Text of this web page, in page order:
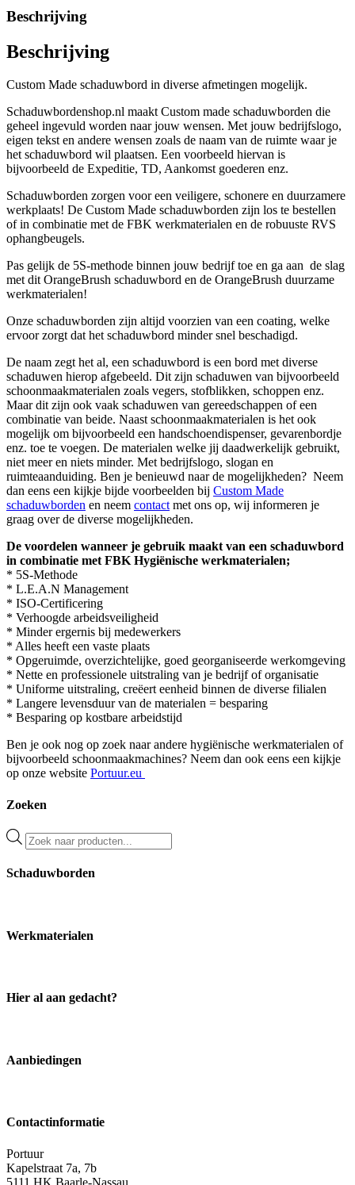
Beschrijving
Beschrijving
Custom Made schaduwbord in diverse afmetingen mogelijk.
Schaduwbordenshop.nl maakt Custom made schaduwborden die
geheel ingevuld worden naar jouw wensen. Met jouw bedrijfslogo,
eigen tekst en andere wensen zoals de naam van de ruimte waar je
het schaduwbord wil plaatsen. Een voorbeeld hiervan is
bijvoorbeeld de Expeditie, TD, Aankomst goederen enz.
Schaduwborden zorgen voor een veiligere, schonere en duurzamere
werkplaats! De Custom Made schaduwborden zijn los te bestellen
of in combinatie met de FBK werkmaterialen en de robuuste RVS
ophangbeugels.
Pas gelijk de 5S-methode binnen jouw bedrijf toe en ga aan de slag
met dit OrangeBrush schaduwbord en de OrangeBrush duurzame
werkmaterialen!
Onze schaduwborden zijn altijd voorzien van een coating, welke
ervoor zorgt dat het schaduwbord minder snel beschadigd.
De naam zegt het al, een schaduwbord is een bord met diverse
schaduwen hierop afgebeeld. Dit zijn schaduwen van bijvoorbeeld
schoonmaakmaterialen zoals vegers, stofblikken, schoppen enz.
Maar dit zijn ook vaak schaduwen van gereedschappen of een
combinatie van beide. Naast schoonmaakmaterialen is het ook
mogelijk om bijvoorbeeld een handschoendispenser, gevarenbordje
enz. toe te voegen. De materialen welke jij daadwerkelijk gebruikt,
niet meer en niets minder. Met bedrijfslogo, slogan en
ruimteaanduiding. Ben je benieuwd naar de mogelijkheden? Neem
dan eens een kijkje bijde voorbeelden bij Custom Made
schaduwborden en neem contactmet ons op, wij informeren je
graag over de diverse mogelijkheden.
De voordelen wanneer je gebruik maakt van een schaduwbord
in combinatie met FBK Hygiënische werkmaterialen;
* 5S-Methode
* L.E.A.N Management
* ISO-Certificering
* Verhoogde arbeidsveiligheid
* Minder ergernis bij medewerkers
* Alles heeft een vaste plaats
* Opgeruimde, overzichtelijke, goed georganiseerde werkomgeving
* Nette en professionele uitstraling van je bedrijf of organisatie
* Uniforme uitstraling, creëert eenheid binnen de diverse filialen
* Langere levensduur van de materialen = besparing
* Besparing op kostbare arbeidstijd
Ben je ook nog op zoek naar andere hygiënische werkmaterialen of
bijvoorbeeld schoonmaakmachines? Neem dan ook eens een kijkje
op onze website Portuur.eu
Zoeken
Producten
zoeken
Schaduwborden
Werkmaterialen
Hier al aan gedacht?
Aanbiedingen
Contactinformatie
Portuur
Kapelstraat 7a, 7b
5111 HK Baarle-Nassau